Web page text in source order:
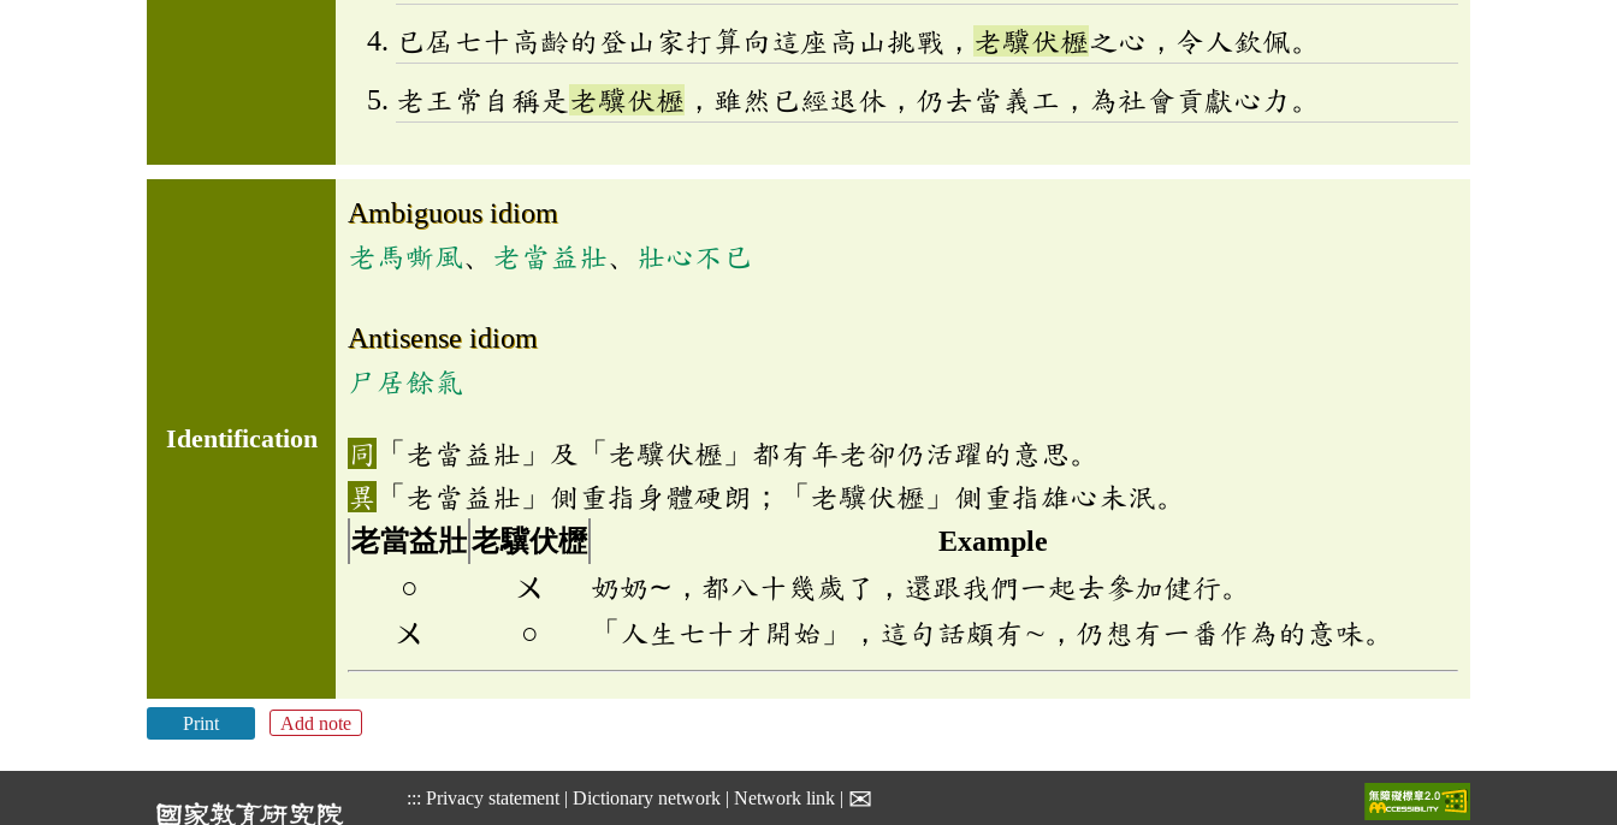
已屆七十高齡的登山家打算向這座高山挑戰， 老驥伏櫪之心，令人欽佩。
老王常自稱是 老驥伏櫪 ，雖然已經退休，仍去當義工，為社會貢獻心力。
Identification
Ambiguous idiom
老馬嘶風、 老當益壯、 壯心不已
Antisense idiom
尸居餘氣
「老當益壯」及「老驥伏櫪」都有年老卻仍活躍的意思。
「老當益壯」側重指身體硬朗；「老驥伏櫪」側重指雄心未泯。
老當益壯老驥伏櫪
Example
○
ㄨ
奶奶∼，都八十幾歲了，還跟我們一起去參加健行。
ㄨ
○ 「人生七十才開始」，這句話頗有∼，仍想有一番作為的意味。
Print Add note
::: Privacy statement | Dictionary network | Network link | ✉